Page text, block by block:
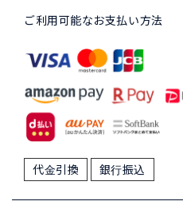
ご利用可能なお支払い方法
代金引換 銀行振込